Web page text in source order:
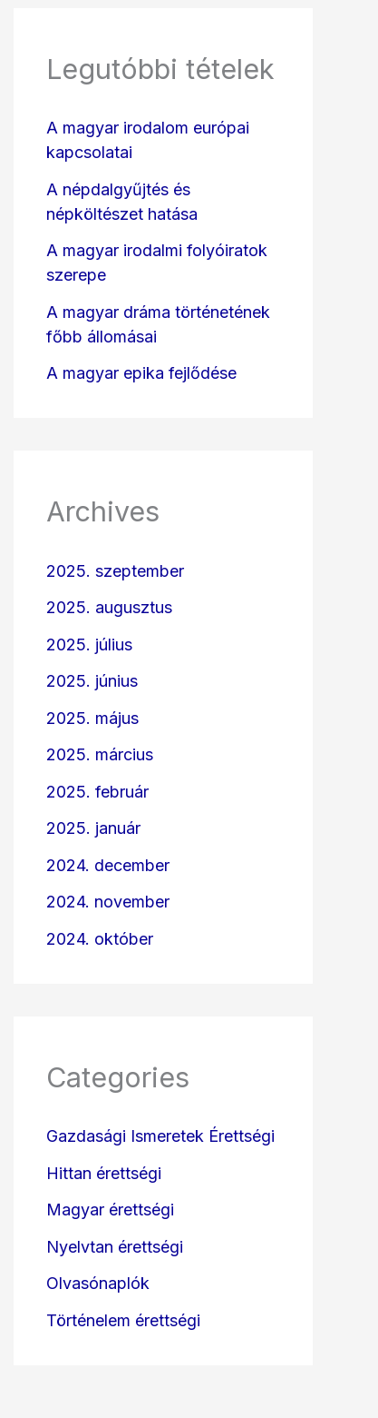
Legutóbbi tételek
A magyar irodalom európai
kapcsolatai
A népdalgyűjtés és
népköltészet hatása
A magyar irodalmi folyóiratok
szerepe
A magyar dráma történetének
főbb állomásai
A magyar epika fejlődése
Archives
2025. szeptember
2025. augusztus
2025. július
2025. június
2025. május
2025. március
2025. február
2025. január
2024. december
2024. november
2024. október
Categories
Gazdasági Ismeretek Érettségi
Hittan érettségi
Magyar érettségi
Nyelvtan érettségi
Olvasónaplók
Történelem érettségi